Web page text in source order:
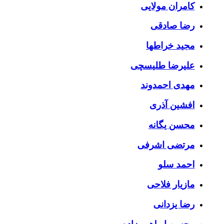
کامران مولایی
رضا صادقی
مجید خراطها
علیرضا طلیسچی
مهدی احمدوند
افشین آذری
محسن یگانه
مرتضی اشرفی
احمد سلو
مازیار فلاحی
رضا یزدانی